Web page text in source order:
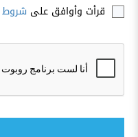
قرأت وأوافق على شروط